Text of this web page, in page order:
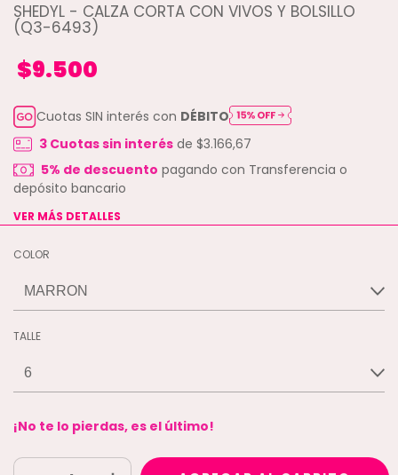
SHEDYL - CALZA CORTA CON VIVOS Y BOLSILLO
(Q3-6493)
$9.500
Cuotas SIN interés con DÉBITO
3Cuotas sin interésde $3.166,67
5% de descuento pagando con Transferencia o
depósito bancario
VER MÁS DETALLES
COLOR
TALLE
¡No te lo pierdas, es el último!